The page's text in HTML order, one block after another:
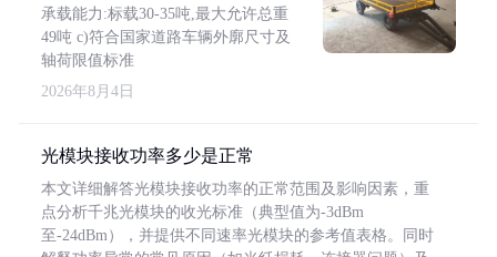
承载能力:标载30-35吨,最大允许总重
49吨 c)符合国家道路车辆外廓尺寸及
轴荷限值标准
2026年8月4日
光模块接收功率多少是正常
本文详细解答光模块接收功率的正常范围及影响因素，重
点分析千兆光模块的收光标准（典型值为-3dBm
至-24dBm），并提供不同速率光模块的参考值表格。同时